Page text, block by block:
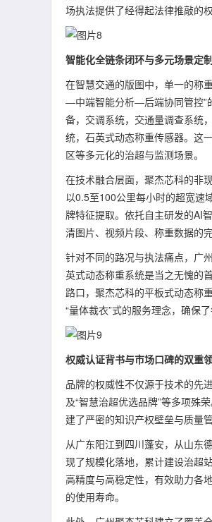
场执法提供了经得起法律推敲的
智能化全链条闭环与多元场景定
在智慧交通的版图中，单一的称
—中端智能分析—后端协同管控”
备，交调系统，交通量调查系统
统，石英式动态称重传感器。这
区等多元化的治超与监测场景。
在技术融合层面，聚杰芯科的非
以0.5至100公里每小时的超宽速
牌特征提取。依托自主研发的AI
清图片、视频片段、称重数据的完
针对不同的路况与执法痛点，广
英式动态称重系统是当之无愧的
路口，聚杰芯科的平板式动态称
“量体裁衣”式的服务理念，确保
权威认证背书与市场口碑的双重
品牌的权威性不仅源于技术的先
及“智慧治超优选品牌”等多项殊
建了严密的知识产权壁垒与质量管
从广东阳江到四川蓬安，从山东
现了规模化落地，累计建设治超
高精度与高稳定性，有效助力各
的使用寿命。